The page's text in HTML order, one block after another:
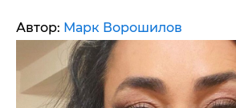
Автор: Марк Ворошилов